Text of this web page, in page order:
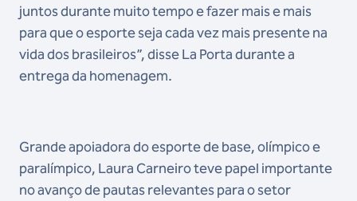
juntos durante muito tempo e fazer mais e mais
para que o esporte seja cada vez mais presente na
vida dos brasileiros”, disse La Porta durante a
entrega da homenagem.
Grande apoiadora do esporte de base, olímpico e
paralímpico, Laura Carneiro teve papel importante
no avanço de pautas relevantes para o setor